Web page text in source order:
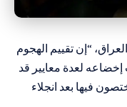
“إن تقييم الهجوم
لعدة معايير قد
فيها بعد انجلاء